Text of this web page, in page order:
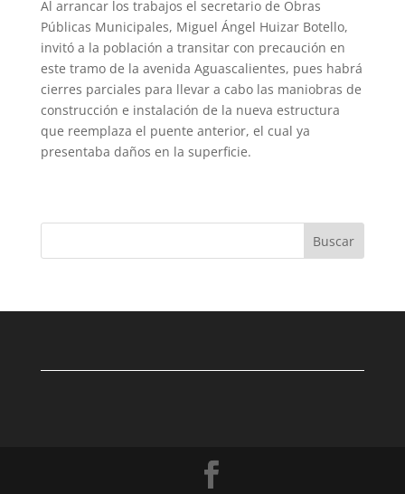
Al arrancar los trabajos el secretario de Obras
Públicas Municipales, Miguel Ángel Huizar Botello,
invitó a la población a transitar con precaución en
este tramo de la avenida Aguascalientes, pues habrá
cierres parciales para llevar a cabo las maniobras de
construcción e instalación de la nueva estructura
que reemplaza el puente anterior, el cual ya
presentaba daños en la superficie.
Buscar